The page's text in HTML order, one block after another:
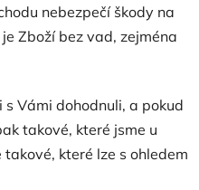
nebezpečí škody na
Zboží bez vad, zejména
Vámi dohodnuli, a pokud
takové, které jsme u
které lze s ohledem